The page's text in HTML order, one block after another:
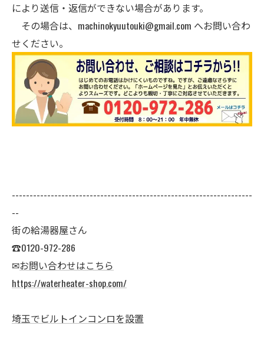
により送信・返信ができない場合があります。
その場合は、 machinokyuutouki@gmail.com へお問い合わ
せください。
--------------------------------------------------------------------
--
街の給湯器屋さん
☎0120-972-286
✉お問い合わせはこちら
https://waterheater-shop.com/
埼玉でビルトインコンロを設置